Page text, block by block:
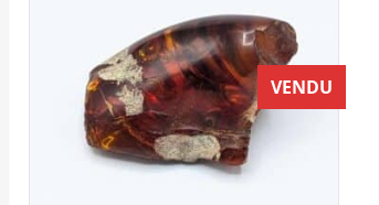
VENDU